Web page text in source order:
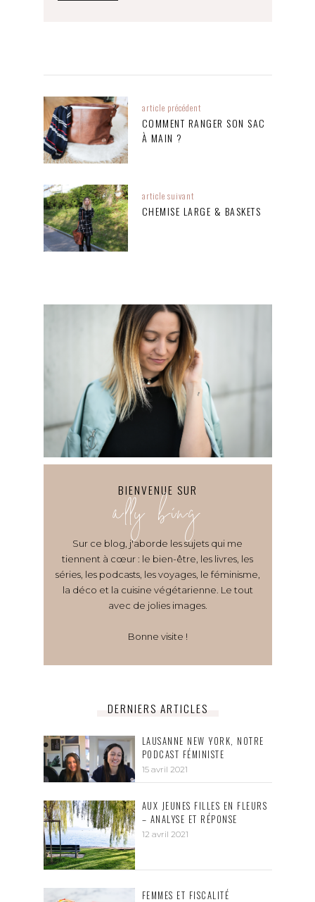
article précédent
COMMENT RANGER SON SAC
À MAIN ?
article suivant
CHEMISE LARGE & BASKETS
BIENVENUE SUR
ally bing
Sur ce blog, j'aborde les sujets qui me
tiennent à cœur : le bien-être, les livres, les
séries, les podcasts, les voyages, le féminisme,
la déco et la cuisine végétarienne. Le tout
avec de jolies images.
Bonne visite !
DERNIERS ARTICLES
LAUSANNE NEW YORK, NOTRE
PODCAST FÉMINISTE
15 avril 2021
AUX JEUNES FILLES EN FLEURS
– ANALYSE ET RÉPONSE
12 avril 2021
FEMMES ET FISCALITÉ